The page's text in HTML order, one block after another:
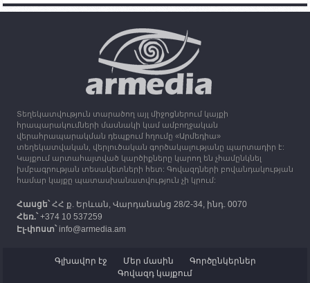
15:25 30.09.2023
սպասվում է անձրև և ամպրոպ
30.09.2023
Միացյալ Թագավորությունը 1 միլիոն ֆունտ
ստեռլինգ կհատկացնի՝ աջակցելու Լեռնային
Ղարաբաղից բռնի տեղահանվածներին
12:25 30.09.2023
Հայաստան է ժամանել բռնի տեղահանված 100
հազար 417 արցախցի
Տեղեկատվություն տարածող այլ միջոցներում կայքի
հրապարակումների մասնակի կամ ամբողջական
վերահրապարակման դեպքում հղումը «Արմեդիա»
տեղեկատվական, վերլուծական գործակալությանը պարտադիր է:
Կայքում արտահայտված կարծիքները կարող են չհամընկնել
խմբագրության տեսակետների հետ: Գովազդների բովանդակության
համար կայքը պատասխանատվություն չի կրում:
Հասցե՝ՀՀ ք. Երևան, Վարդանանց 28/2-34, ինդ. 0070
Հեռ.՝+374 10 537259
Էլ-փոստ՝info@armedia.am
Գլխավոր էջ Մեր մասին
Գործընկերներ
Գովազդ կայքում